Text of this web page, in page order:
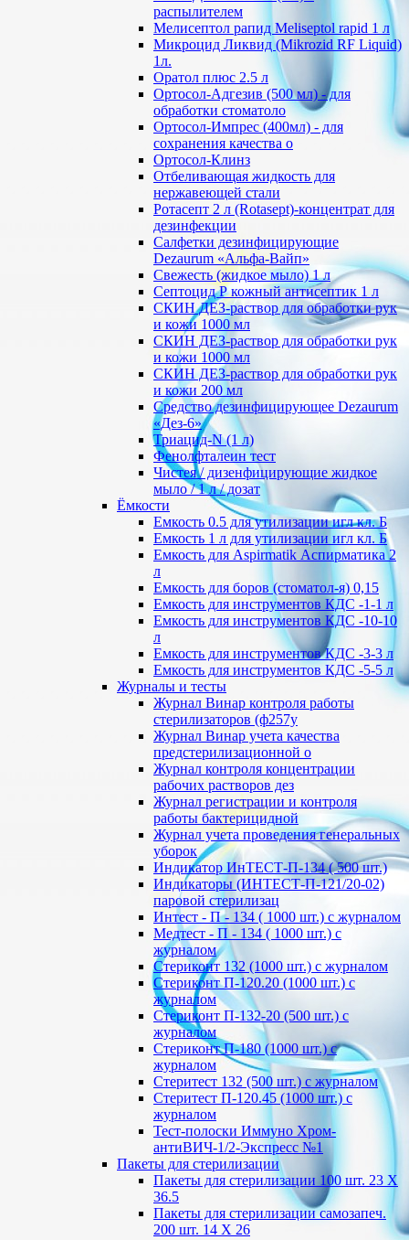
распылителем
Мелисептол рапид Meliseptol rapid 1 л
Микроцид Ликвид (Mikrozid RF Liquid)
1л.
Оратол плюс 2.5 л
Ортосол-Адгезив (500 мл) - для
обработки стоматоло
Ортосол-Импрес (400мл) - для
сохранения качества о
Ортосол-Клинз
Отбеливающая жидкость для
нержавеющей стали
Ротасепт 2 л (Rotasept)-концентрат для
дезинфекции
Салфетки дезинфицирующие
Dezaurum «Альфа-Вайп»
Свежесть (жидкое мыло) 1 л
Септоцид Р кожный антисептик 1 л
СКИН ДЕЗ-раствор для обработки рук
и кожи 1000 мл
СКИН ДЕЗ-раствор для обработки рук
и кожи 1000 мл
СКИН ДЕЗ-раствор для обработки рук
и кожи 200 мл
Средство дезинфицирующее Dezaurum
«Дез-6»
Триацид-N (1 л)
Фенолфталеин тест
Чистея / дизенфицирующие жидкое
мыло / 1 л / дозат
Ёмкости
Емкость 0.5 для утилизации игл кл. Б
Емкость 1 л для утилизации игл кл. Б
Емкость для Aspirmatik Аспирматика 2
л
Емкость для боров (стоматол-я) 0,15
Емкость для инструментов КДС -1-1 л
Емкость для инструментов КДС -10-10
л
Емкость для инструментов КДС -3-3 л
Емкость для инструментов КДС -5-5 л
Журналы и тесты
Журнал Винар контроля работы
стерилизаторов (ф257у
Журнал Винар учета качества
предстерилизационной о
Журнал контроля концентрации
рабочих растворов дез
Журнал регистрации и контроля
работы бактерицидной
Журнал учета проведения генеральных
уборок
Индикатор ИнТЕСТ-П-134 ( 500 шт.)
Индикаторы (ИНТЕСТ-П-121/20-02)
паровой стерилизац
Интест - П - 134 ( 1000 шт.) с журналом
Медтест - П - 134 ( 1000 шт.) с
журналом
Стериконт 132 (1000 шт.) с журналом
Стериконт П-120.20 (1000 шт.) с
журналом
Стериконт П-132-20 (500 шт.) с
журналом
Стериконт П-180 (1000 шт.) с
журналом
Стеритест 132 (500 шт.) с журналом
Стеритест П-120.45 (1000 шт.) с
журналом
Тест-полоски Иммуно Хром-
антиВИЧ-1/2-Экспресс №1
Пакеты для стерилизации
Пакеты для стерилизации 100 шт. 23 Х
36.5
Пакеты для стерилизации самозапеч.
200 шт. 14 Х 26